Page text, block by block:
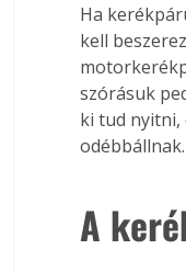
Ha
kell
szórásuk
ki tud
odébbállnak.
A